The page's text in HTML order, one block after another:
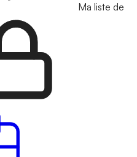
Ma liste de